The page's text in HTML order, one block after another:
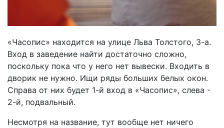
«Часопис» находится на улице Льва Толстого, 3-а.
Вход в заведение найти достаточно сложно,
поскольку пока что у него нет вывески. Входить в
дворик не нужно. Ищи ряды больших белых окон.
Справа от них будет 1-й вход в «Часопис», слева -
2-й, подвальный.
Несмотря на название, тут вообще нет ничего